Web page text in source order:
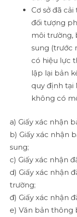
Cơ sở đã
đối tượng
môi trường,
sung (trước
có hiệu lực
lập lại bản
quy định tại
không có
a) Giấy xác nhận
b) Giấy xác nhận
sung;
c) Giấy xác nhận
d) Giấy xác nhận
trường;
đ) Giấy xác nhận
e) Văn bản thông